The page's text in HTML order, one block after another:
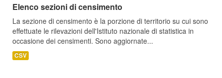
Elenco sezioni di censimento
La sezione di censimento è la porzione di territorio su cui sono
effettuate le rilevazioni dell'Istituto nazionale di statistica in
occasione dei censimenti. Sono aggiornate...
CSV